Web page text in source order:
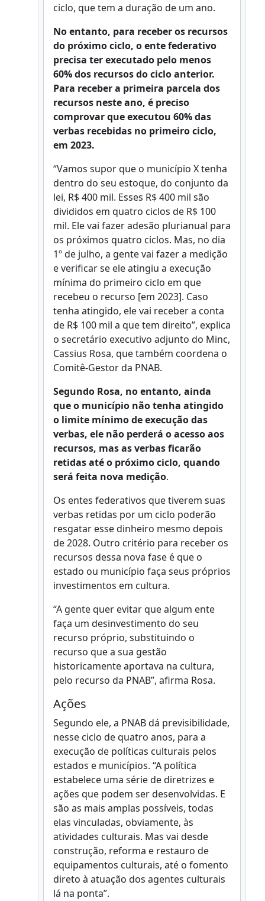
ciclo, que tem a duração de um ano.
No entanto, para receber os recursos
do próximo ciclo, o ente federativo
precisa ter executado pelo menos
60% dos recursos do ciclo anterior.
Para receber a primeira parcela dos
recursos neste ano, é preciso
comprovar que executou 60% das
verbas recebidas no primeiro ciclo,
em 2023.
“Vamos supor que o município X tenha
dentro do seu estoque, do conjunto da
lei, R$ 400 mil. Esses R$ 400 mil são
divididos em quatro ciclos de R$ 100
mil. Ele vai fazer adesão plurianual para
os próximos quatro ciclos. Mas, no dia
1º de julho, a gente vai fazer a medição
e verificar se ele atingiu a execução
mínima do primeiro ciclo em que
recebeu o recurso [em 2023]. Caso
tenha atingido, ele vai receber a conta
de R$ 100 mil a que tem direito”, explica
o secretário executivo adjunto do Minc,
Cassius Rosa, que também coordena o
Comitê-Gestor da PNAB.
Segundo Rosa, no entanto, ainda
que o município não tenha atingido
o limite mínimo de execução das
verbas, ele não perderá o acesso aos
recursos, mas as verbas ficarão
retidas até o próximo ciclo, quando
será feita nova medição.
Os entes federativos que tiverem suas
verbas retidas por um ciclo poderão
resgatar esse dinheiro mesmo depois
de 2028. Outro critério para receber os
recursos dessa nova fase é que o
estado ou município faça seus próprios
investimentos em cultura.
“A gente quer evitar que algum ente
faça um desinvestimento do seu
recurso próprio, substituindo o
recurso que a sua gestão
historicamente aportava na cultura,
pelo recurso da PNAB”, afirma Rosa.
Ações
Segundo ele, a PNAB dá previsibilidade,
nesse ciclo de quatro anos, para a
execução de políticas culturais pelos
estados e municípios. “A política
estabelece uma série de diretrizes e
ações que podem ser desenvolvidas. E
são as mais amplas possíveis, todas
elas vinculadas, obviamente, às
atividades culturais. Mas vai desde
construção, reforma e restauro de
equipamentos culturais, até o fomento
direto à atuação dos agentes culturais
lá na ponta”.